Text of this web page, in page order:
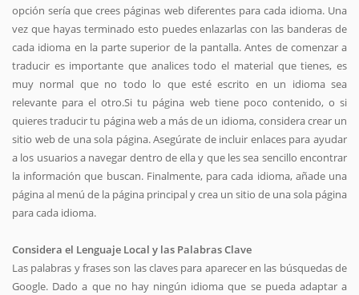
opción sería que crees páginas web diferentes para cada idioma. Una
vez que hayas terminado esto puedes enlazarlas con las banderas de
cada idioma en la parte superior de la pantalla. Antes de comenzar a
traducir es importante que analices todo el material que tienes, es
muy normal que no todo lo que esté escrito en un idioma sea
relevante para el otro.Si tu página web tiene poco contenido, o si
quieres traducir tu página web a más de un idioma, considera crear un
sitio web de una sola página. Asegúrate de incluir enlaces para ayudar
a los usuarios a navegar dentro de ella y que les sea sencillo encontrar
la información que buscan. Finalmente, para cada idioma, añade una
página al menú de la página principal y crea un sitio de una sola página
para cada idioma.
Considera el Lenguaje Local y las Palabras Clave
Las palabras y frases son las claves para aparecer en las búsquedas de
Google. Dado a que no hay ningún idioma que se pueda adaptar a